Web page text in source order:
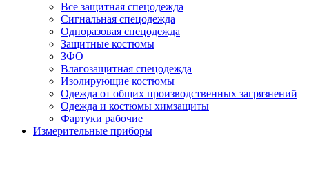
Все защитная спецодежда
Сигнальная спецодежда
Одноразовая спецодежда
Защитные костюмы
ЗФО
Влагозащитная спецодежда
Изолирующие костюмы
Одежда от общих производственных загрязнений
Одежда и костюмы химзащиты
Фартуки рабочие
Измерительные приборы